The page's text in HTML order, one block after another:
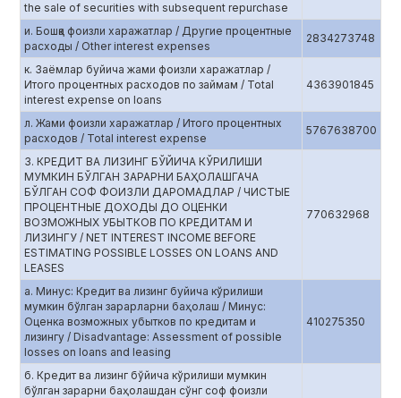
the sale of securities with subsequent repurchase
и. Бошқа фоизли харажатлар / Другие процентные
расходы / Other interest expenses
2834273748
к. Заёмлар буйича жами фоизли харажатлар /
Итого процентных расходов по займам / Total
interest expense on loans
4363901845
л. Жами фоизли харажатлар / Итого процентных
расходов / Total interest expense
5767638700
3. КРЕДИТ ВА ЛИЗИНГ БЎЙИЧА КЎРИЛИШИ
МУМКИН БЎЛГАН ЗАРАРНИ БАҲОЛАШГАЧА
БЎЛГАН СОФ ФОИЗЛИ ДАРОМАДЛАР / ЧИСТЫЕ
ПРОЦЕНТНЫЕ ДОХОДЫ ДО ОЦЕНКИ
ВОЗМОЖНЫХ УБЫТКОВ ПО КРЕДИТАМ И
ЛИЗИНГУ / NET INTEREST INCOME BEFORE
ESTIMATING POSSIBLE LOSSES ON LOANS AND
LEASES
770632968
а. Минус: Кредит ва лизинг буйича кўрилиши
мумкин бўлган зарарларни баҳолаш / Минус:
Оценка возможных убытков по кредитам и
лизингу / Disadvantage: Assessment of possible
losses on loans and leasing
410275350
б. Кредит ва лизинг бўйича кўрилиши мумкин
бўлган зарарни баҳолашдан сўнг соф фоизли